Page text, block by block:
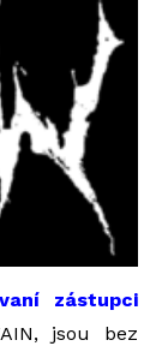
zástupci
jsou bez